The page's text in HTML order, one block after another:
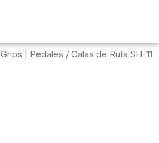
Grips | Pedales / Calas de Ruta SH-11